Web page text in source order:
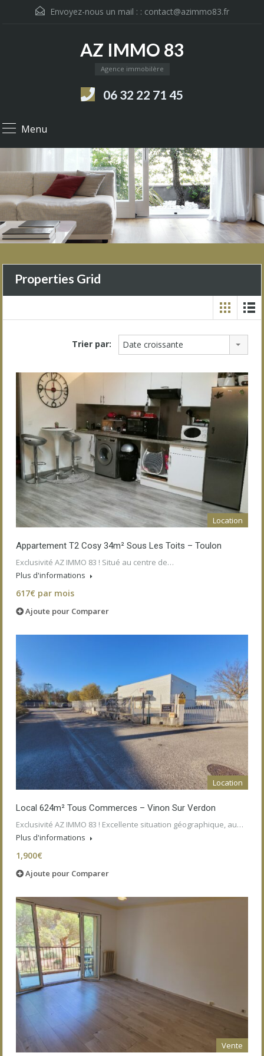
Envoyez-nous un mail : : contact@azimmo83.fr
AZ IMMO 83
Agence immobilère
06 32 22 71 45
Menu
Properties Grid
Trier par: Date croissante
Location
Appartement T2 Cosy 34m² Sous Les Toits – Toulon
Exclusivité AZ IMMO 83 ! Situé au centre de…
Plus d'informations
617€ par mois
Ajoute pour Comparer
Location
Local 624m² Tous Commerces – Vinon Sur Verdon
Exclusivité AZ IMMO 83 ! Excellente situation géographique, au…
Plus d'informations
1,900€
Ajoute pour Comparer
Vente